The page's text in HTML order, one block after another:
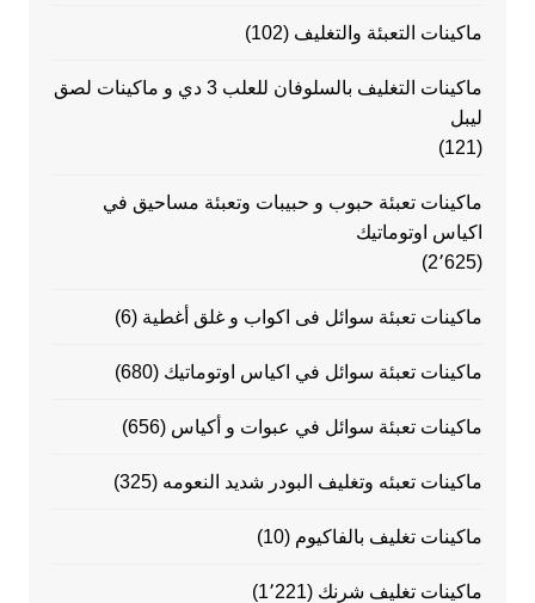
ماكينات التعبئة والتغليف (102)
ماكينات التغليف بالسلوفان للعلب 3 دي و ماكينات لصق
ليبل
(121)
ماكينات تعبئة حبوب و حبيبات وتعبئة مساحيق في
اكياس اوتوماتيك
(2٬625)
ماكينات تعبئة سوائل فى اكواب و غلق أغطية (6)
ماكينات تعبئة سوائل في اكياس اوتوماتيك (680)
ماكينات تعبئة سوائل في عبوات و أكياس (656)
ماكينات تعبئه وتغليف البودر شديد النعومه (325)
ماكينات تغليف بالفاكيوم (10)
ماكينات تغليف شرنك (1٬221)